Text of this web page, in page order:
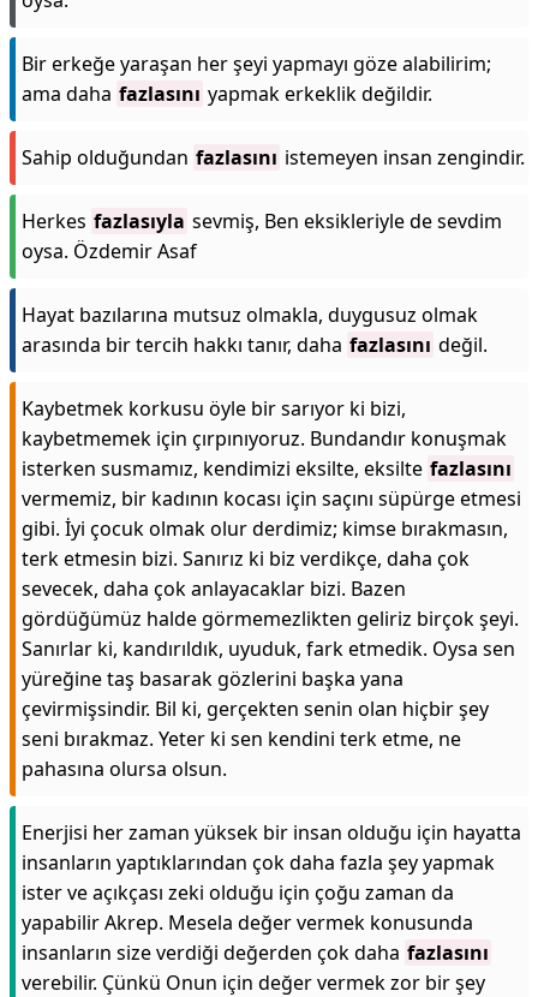
Bir erkeğe yaraşan her şeyi yapmayı göze alabilirim;
ama daha fazlasını yapmak erkeklik değildir.
Sahip olduğundan fazlasını istemeyen insan zengindir.
Herkes fazlasıyla sevmiş, Ben eksikleriyle de sevdim
oysa. Özdemir Asaf
Hayat bazılarına mutsuz olmakla, duygusuz olmak
arasında bir tercih hakkı tanır, daha fazlasını değil.
Kaybetmek korkusu öyle bir sarıyor ki bizi,
kaybetmemek için çırpınıyoruz. Bundandır konuşmak
isterken susmamız, kendimizi eksilte, eksilte fazlasını
vermemiz, bir kadının kocası için saçını süpürge etmesi
gibi. İyi çocuk olmak olur derdimiz; kimse bırakmasın,
terk etmesin bizi. Sanırız ki biz verdikçe, daha çok
sevecek, daha çok anlayacaklar bizi. Bazen
gördüğümüz halde görmemezlikten geliriz birçok şeyi.
Sanırlar ki, kandırıldık, uyuduk, fark etmedik. Oysa sen
yüreğine taş basarak gözlerini başka yana
çevirmişsindir. Bil ki, gerçekten senin olan hiçbir şey
seni bırakmaz. Yeter ki sen kendini terk etme, ne
pahasına olursa olsun.
Enerjisi her zaman yüksek bir insan olduğu için hayatta
insanların yaptıklarından çok daha fazla şey yapmak
ister ve açıkçası zeki olduğu için çoğu zaman da
yapabilir Akrep. Mesela değer vermek konusunda
insanların size verdiği değerden çok daha fazlasını
verebilir. Çünkü Onun için değer vermek zor bir şey